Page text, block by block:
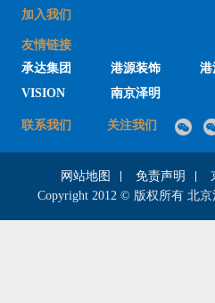
加入我们
友情链接
承达集团
港源装饰 港
VISION
南京泽明
联系我们 关注我们
网站地图 免责声明
Copyright 2012 © 版权所有 北